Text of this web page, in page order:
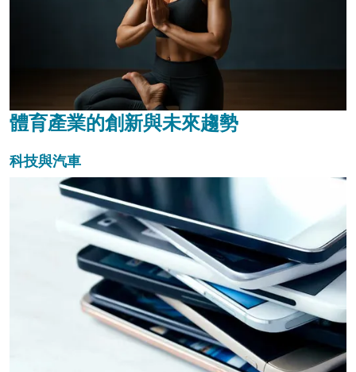
體育產業的創新與未來趨勢
科技與汽車